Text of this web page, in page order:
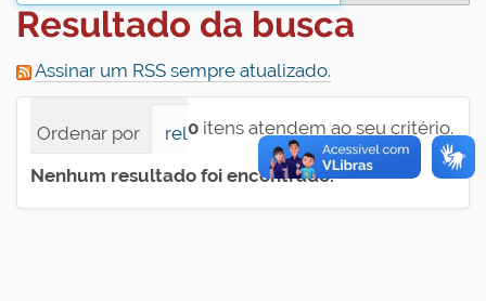
Resultado da busca
Assinar um RSS sempre atualizado.
0 itens atendem ao seu critério.
Ordenar por relevância
data (mais recente
Nenhum resultado foi encontrado.